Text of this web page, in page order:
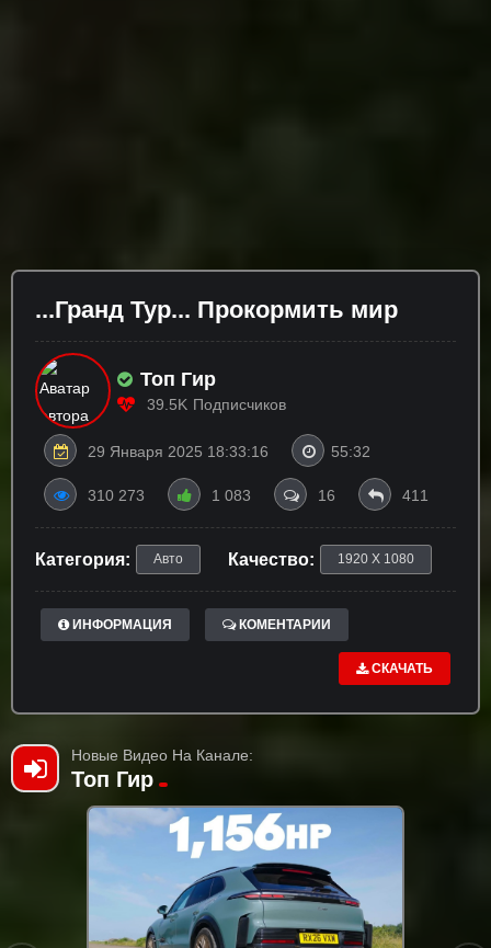
...Гранд Тур... Прокормить мир
Топ Гир
39.5K Подписчиков
29 Января 2025 18:33:16 55:32
310 273 1 083 16 411
Категория: Авто Качество: 1920 X 1080
ИНФОРМАЦИЯ КОМЕНТАРИИ
СКАЧАТЬ
Новые Видео На Канале:
Топ Гир